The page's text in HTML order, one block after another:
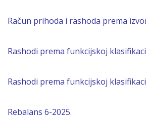
Račun prihoda i rashoda prema
Rashodi prema funkcijskoj
Rashodi prema funkcijskoj
Rebalans 6-2025.